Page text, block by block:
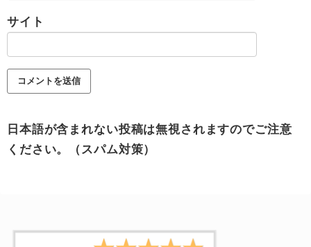
サイト
日本語が含まれない投稿は無視されますのでご注意
ください。（スパム対策）